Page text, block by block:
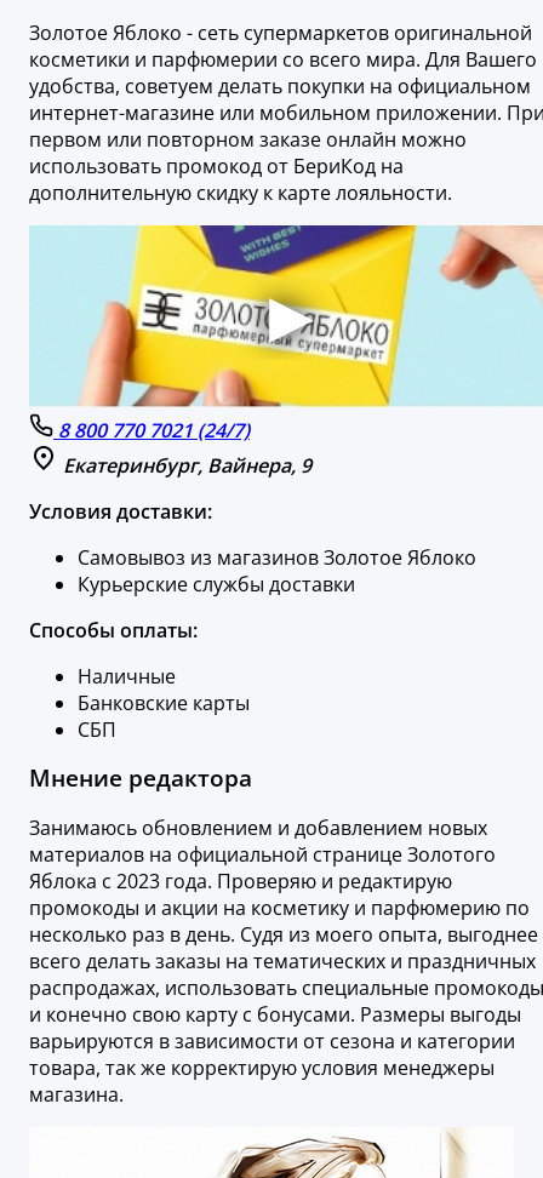
Золотое Яблоко - сеть супермаркетов оригинальной
косметики и парфюмерии со всего мира. Для Вашего
удобства, советуем делать покупки на официальном
интернет-магазине или мобильном приложении.
первом или повторном заказе онлайн можно
использовать промокод от БериКод на
дополнительную скидку к карте лояльности.
8 800 770 7021 (24/7)
Екатеринбург, Вайнера, 9
Условия доставки:
Самовывоз из магазинов Золотое Яблоко
Курьерские службы доставки
Способы оплаты:
Наличные
Банковские карты
СБП
Мнение редактора
Занимаюсь обновлением и добавлением новых
материалов на официальной странице Золотого
Яблока с 2023 года. Проверяю и редактирую
промокоды и акции на косметику и парфюмерию по
несколько раз в день. Судя из моего опыта, выгоднее
всего делать заказы на тематических и праздничных
распродажах, использовать специальные промокоды
и конечно свою карту с бонусами. Размеры выгоды
варьируются в зависимости от сезона и категории
товара, так же корректирую условия менеджеры
магазина.